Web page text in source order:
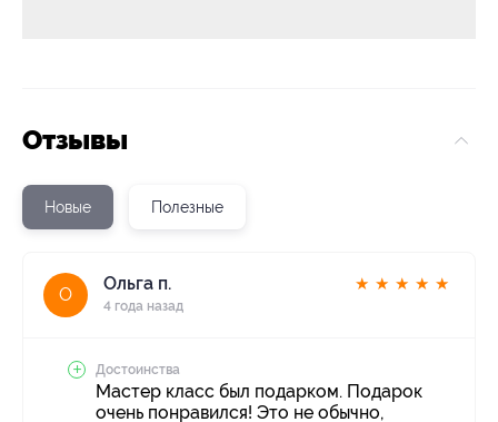
Отзывы
Новые Полезные
О
Ольга п.
4 года назад
★ ★ ★ ★ ★
Достоинства
Мастер класс был подарком. Подарок
очень понравился! Это не обычно,